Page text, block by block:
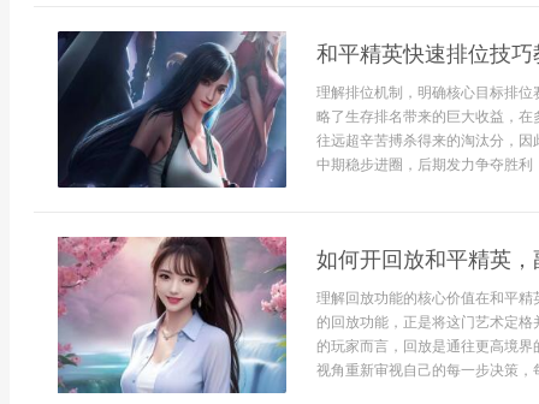
和平精英快速排位技
理解排位机制，明确核心目标排
略了生存排名带来的巨大收益，
往远超辛苦搏杀得来的淘汰分，
中期稳步进圈，后期发力争夺胜
如何开回放和平精英
理解回放功能的核心价值在和平
的回放功能，正是将这门艺术定
的玩家而言，回放是通往更高境
视角重新审视自己的每一步决策，